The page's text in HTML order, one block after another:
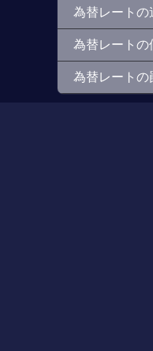
為替レートの
為替レートの
為替レートの